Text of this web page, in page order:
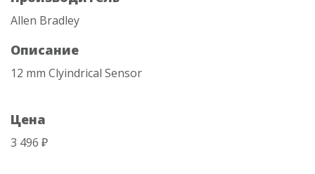
Allen Bradley
Описание
12 mm Clyindrical Sensor
Цена
3 496 ₽